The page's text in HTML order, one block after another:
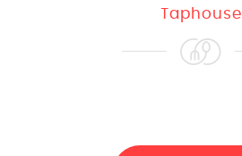
Taphouse